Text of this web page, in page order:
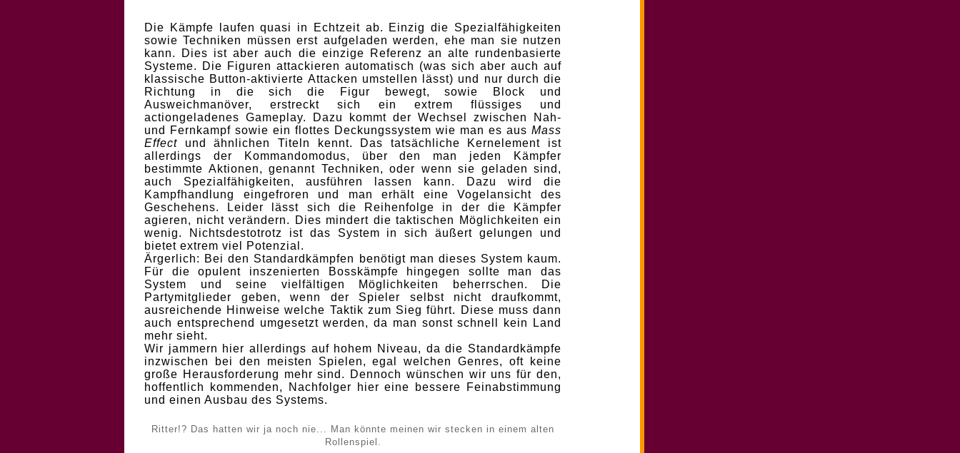
Die Kämpfe laufen quasi in Echtzeit ab. Einzig die Spezialfähigkeiten
sowie Techniken müssen erst aufgeladen werden, ehe man sie nutzen
kann. Dies ist aber auch die einzige Referenz an alte rundenbasierte
Systeme. Die Figuren attackieren automatisch (was sich aber auch auf
klassische Button-aktivierte Attacken umstellen lässt) und nur durch die
Richtung in die sich die Figur bewegt, sowie Block und
Ausweichmanöver, erstreckt sich ein extrem flüssiges und
actiongeladenes Gameplay. Dazu kommt der Wechsel zwischen Nah-
und Fernkampf sowie ein flottes Deckungssystem wie man es aus Mass
Effect und ähnlichen Titeln kennt. Das tatsächliche Kernelement ist
allerdings der Kommandomodus, über den man jeden Kämpfer
bestimmte Aktionen, genannt Techniken, oder wenn sie geladen sind,
auch Spezialfähigkeiten, ausführen lassen kann. Dazu wird die
Kampfhandlung eingefroren und man erhält eine Vogelansicht des
Geschehens. Leider lässt sich die Reihenfolge in der die Kämpfer
agieren, nicht verändern. Dies mindert die taktischen Möglichkeiten ein
wenig. Nichtsdestotrotz ist das System in sich äußert gelungen und
bietet extrem viel Potenzial.
Ärgerlich: Bei den Standardkämpfen benötigt man dieses System kaum.
Für die opulent inszenierten Bosskämpfe hingegen sollte man das
System und seine vielfältigen Möglichkeiten beherrschen. Die
Partymitglieder geben, wenn der Spieler selbst nicht draufkommt,
ausreichende Hinweise welche Taktik zum Sieg führt. Diese muss dann
auch entsprechend umgesetzt werden, da man sonst schnell kein Land
mehr sieht.
Wir jammern hier allerdings auf hohem Niveau, da die Standardkämpfe
inzwischen bei den meisten Spielen, egal welchen Genres, oft keine
große Herausforderung mehr sind. Dennoch wünschen wir uns für den,
hoffentlich kommenden, Nachfolger hier eine bessere Feinabstimmung
und einen Ausbau des Systems.
Ritter!? Das hatten wir ja noch nie... Man könnte meinen wir stecken in einem alten
Rollenspiel.